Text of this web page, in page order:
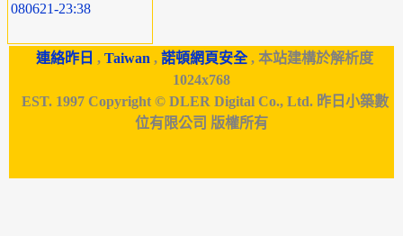
080621-23:38
連絡昨日 , Taiwan , 諾頓網頁安全, 本站建構於解析度
1024x768
EST. 1997 Copyright © DLER Digital Co., Ltd. 昨日小築數
位有限公司 版權所有